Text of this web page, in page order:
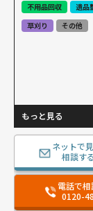
不用品回収
遺品
草刈り
その他
もっと見る
ネットで
相談す
電話で
0120-